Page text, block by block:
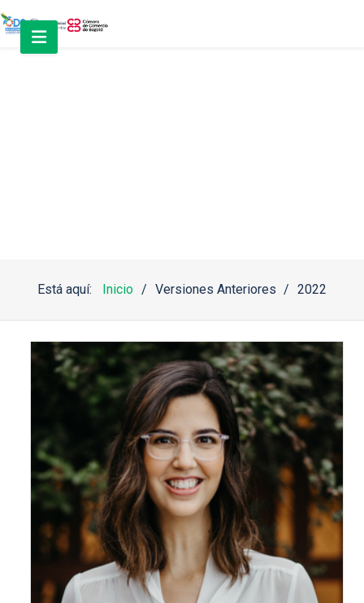
Está aquí: Inicio Versiones Anteriores 2022